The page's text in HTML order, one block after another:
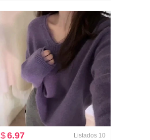
$6.97 Listados 10